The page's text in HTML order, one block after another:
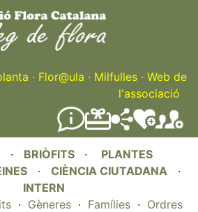
Skip
to
main
content
· Flor@ula · Milfulles · Web de
l'associació
· BRIÒFITS · PLANTES
· CIÈNCIA CIUTADANA ·
INTERN
· Gèneres· Famílies· Ordres